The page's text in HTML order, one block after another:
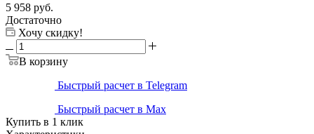
5 958 руб.
Достаточно
Хочу скидку!
В корзину
Быстрый расчет в Telegram
Быстрый расчет в Max
Купить в 1 клик